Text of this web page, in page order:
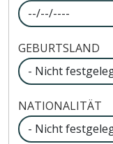
Datum
GEBURTSLAND
NATIONALITÄT